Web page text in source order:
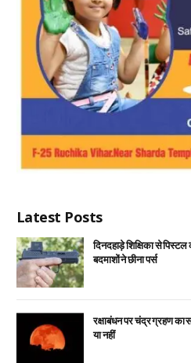
Latest Posts
दिनदहाड़े शिक्षिका से
बदमाशों ने छीना पर्स
रक्षाबंधन पर चंद्र ग्रहण का
या नहीं